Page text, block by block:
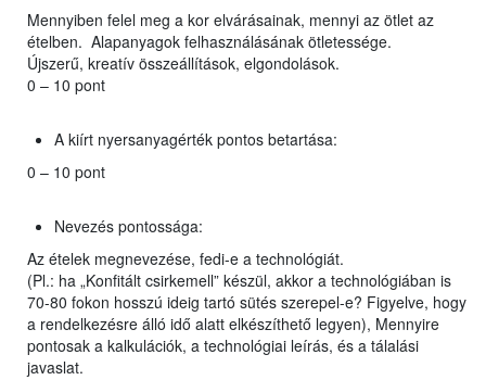
Mennyiben felel meg a kor elvárásainak, mennyi az ötlet az
ételben. Alapanyagok felhasználásának ötletessége.
Újszerű, kreatív összeállítások, elgondolások.
0 – 10 pont
A kiírt nyersanyagérték pontos betartása:
0 – 10 pont
Nevezés pontossága:
Az ételek megnevezése, fedi-e a technológiát.
(Pl.: ha „Konfitált csirkemell” készül, akkor a technológiában is
70-80 fokon hosszú ideig tartó sütés szerepel-e? Figyelve, hogy
a rendelkezésre álló idő alatt elkészíthető legyen), Mennyire
pontosak a kalkulációk, a technológiai leírás, és a tálalási
javaslat.